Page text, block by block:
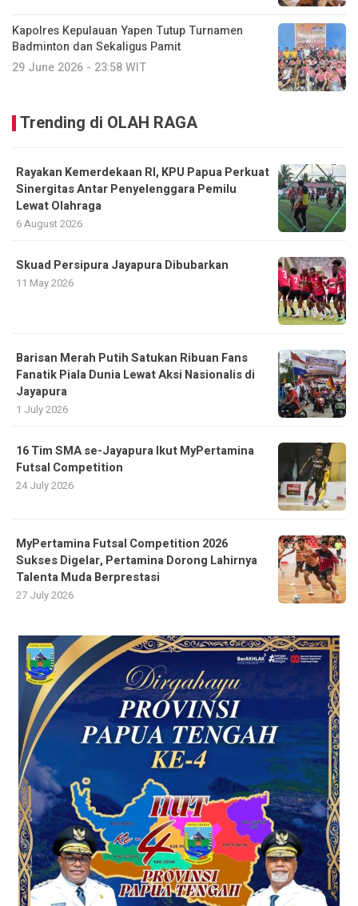
Kapolres Kepulauan Yapen Tutup Turnamen
Badminton dan Sekaligus Pamit
29 June 2026 - 23:58 WIT
Trending di OLAH RAGA
Rayakan Kemerdekaan RI, KPU Papua Perkuat
Sinergitas Antar Penyelenggara Pemilu
Lewat Olahraga
6 August 2026
Skuad Persipura Jayapura Dibubarkan
11 May 2026
Barisan Merah Putih Satukan Ribuan Fans
Fanatik Piala Dunia Lewat Aksi Nasionalis di
Jayapura
1 July 2026
16 Tim SMA se-Jayapura Ikut MyPertamina
Futsal Competition
24 July 2026
MyPertamina Futsal Competition 2026
Sukses Digelar, Pertamina Dorong Lahirnya
Talenta Muda Berprestasi
27 July 2026